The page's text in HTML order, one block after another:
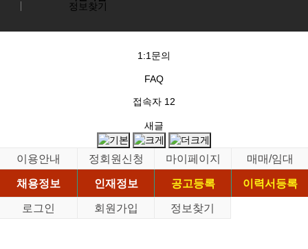
정보찾기
1:1문의
FAQ
접속자 12
새글
이용안내 정회원신청 마이페이지
매매/임대
채용정보
인재정보 공고등록
이력서등록
로그인
회원가입 정보찾기